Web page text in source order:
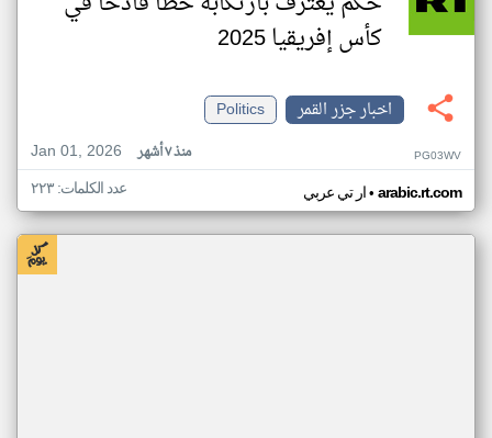
كأس إفريقيا 2025
اخبار جزر القمر
Politics
Jan 01, 2026
منذ ٧ أشهر PG03WV
ار تي عربي• arabic.rt.com عدد الكلمات: ٢٢٣